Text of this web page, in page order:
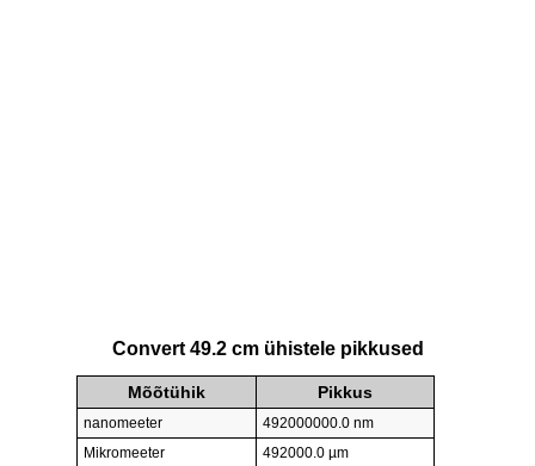
Convert 49.2 cm ühistele pikkused
Mõõtühik Pikkus
nanomeeter
492000000.0 nm
Mikromeeter
492000.0 µm